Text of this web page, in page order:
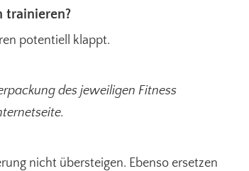
trainieren?
potentiell klappt.
des jeweiligen Fitness
nicht übersteigen. Ebenso ersetzen